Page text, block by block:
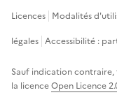
Licences Modalités
légales Accessibilité :
Sauf indication contraire,
la licenceOpen Licence